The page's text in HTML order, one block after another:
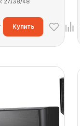
Купить